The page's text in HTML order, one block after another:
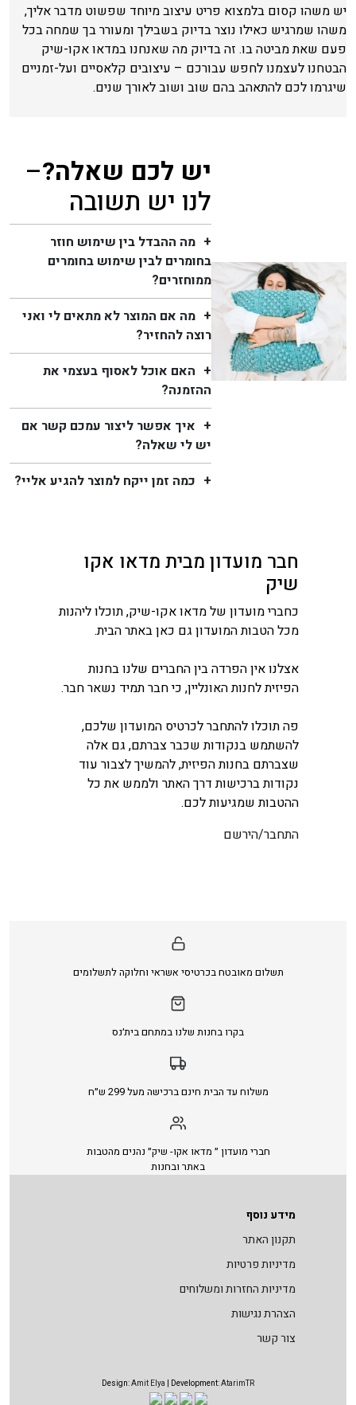
יש משהו קסום בלמצוא פריט עיצוב מיוחד שפשוט מדבר אליך,
משהו שמרגיש כאילו נוצר בדיוק בשבילך ומעורר בך שמחה בכל
פעם שאת מביטה בו. זה בדיוק מה שאנחנו במדאו אקו-שיק
הבטחנו לעצמנו לחפש עבורכם – עיצובים קלאסיים ועל-זמניים
שיגרמו לכם להתאהב בהם שוב ושוב לאורך שנים.
יש לכם שאלה?–
לנו יש תשובה
מה ההבדל בין שימוש חוזר
בחומרים לבין שימוש בחומרים
ממוחזרים?
מה אם המוצר לא מתאים לי ואני
רוצה להחזיר?
האם אוכל לאסוף בעצמי את
ההזמנה?
איך אפשר ליצור עמכם קשר אם
יש לי שאלה?
כמה זמן ייקח למוצר להגיע אליי?
חבר מועדון מבית מדאו אקו
שיק
כחברי מועדון של מדאו אקו-שיק, תוכלו ליהנות
מכל הטבות המועדון גם כאן באתר הבית.
אצלנו אין הפרדה בין החברים שלנו בחנות
הפיזית לחנות האונליין, כי חבר תמיד נשאר חבר.
פה תוכלו להתחבר לכרטיס המועדון שלכם,
להשתמש בנקודות שכבר צברתם, גם אלה
שצברתם בחנות הפיזית, להמשיך לצבור עוד
נקודות ברכישות דרך האתר ולממש את כל
ההטבות שמגיעות לכם.
התחבר/הירשם
תשלום מאובטח בכרטיסי אשראי וחלוקה לתשלומים
בקרו בחנות שלנו במתחם בית׳נס
משלוח עד הבית חינם ברכישה מעל 299 ש״ח
חברי מועדון ״ מדאו אקו- שיק״ נהנים מהטבות
באתר ובחנות
מידע נוסף
תקנון האתר
מדיניות פרטיות
מדיניות החזרות ומשלוחים
הצהרת נגישות
צור קשר
Design:Amit Elya | Development:AtarimTR